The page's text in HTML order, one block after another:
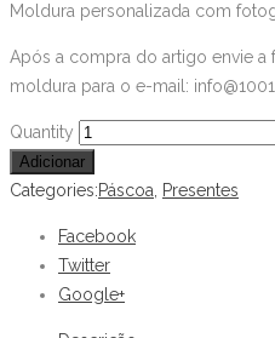
Moldura personalizada com
Após a compra do artigo envie
moldura para o e-mail:
Moldura
Padrinho
quantity
Quantity
Adicionar
Categories:Páscoa, Presentes
Facebook
Twitter
Google+